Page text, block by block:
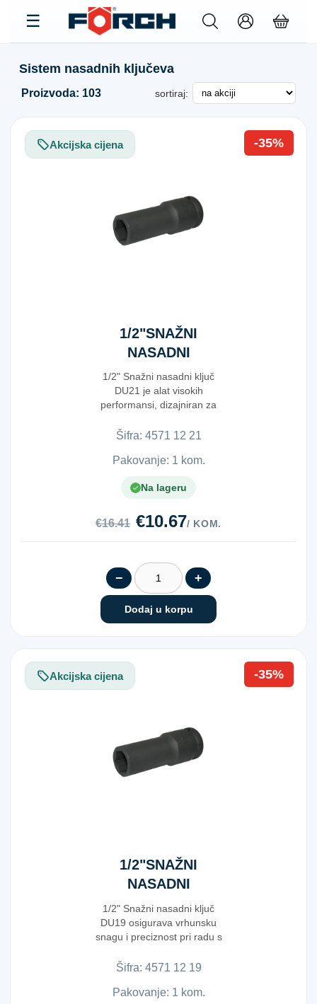
Sistem nasadnih ključeva
Proizvoda: 103 sortiraj:
Akcijska cijena -35%
1/2"SNAŽNI
NASADNI
KLJUČ DU21
1/2" Snažni nasadni ključ
DU21 je alat visokih
performansi, dizajniran za
Šifra: 4​5​7​1​ ​1​2​ ​2​1​
Pakovanje: 1 kom.
Na lageru
€16.41 €10.67/ KOM.
− +
Dodaj u korpu
Akcijska cijena -35%
1/2"SNAŽNI
NASADNI
KLJUČ DU19
1/2" Snažni nasadni ključ
DU19 osigurava vrhunsku
snagu i preciznost pri radu s
Šifra: 4​5​7​1​ ​1​2​ ​1​9​
Pakovanje: 1 kom.